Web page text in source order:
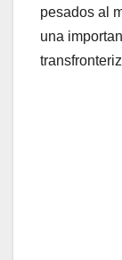
pesados al
una